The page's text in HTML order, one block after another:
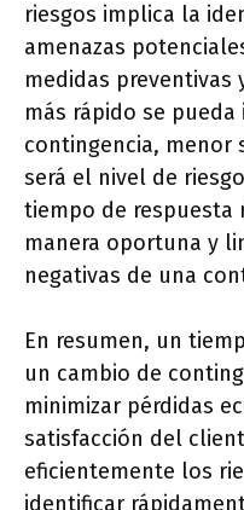
riesgos implica la
amenazas
medidas preventivas
más rápido se
contingencia, menor
será el nivel de
tiempo de respuesta
manera oportuna y
negativas de una
En resumen, un
un cambio de
minimizar pérdidas
satisfacción del
eficientemente los
identificar